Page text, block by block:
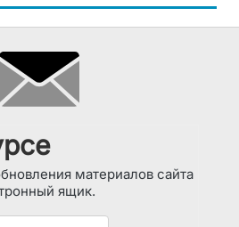
материалов сайта
ящик.